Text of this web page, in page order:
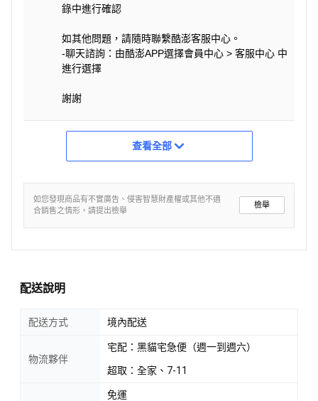
錄中進行確認
如其他問題，請隨時聯繫酷澎客服中心。
-聊天諮詢：由酷澎APP選擇會員中心 > 客服中心 中
進行選擇
謝謝
查看全部
如您發現商品有不實廣告、侵害智慧財產權或其他不適
合銷售之情形，請提出檢舉
檢舉
配送說明
配送方式 境內配送
物流夥伴
宅配：黑貓宅急便（週一到週六）
超取：全家、7-11
免運